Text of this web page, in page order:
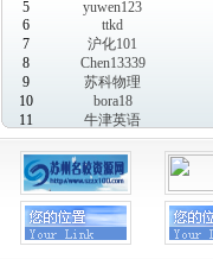
5 yuwen123
6
ttkd
7
沪化101
8
Chen13339
9
苏科物理
10
bora18
11
牛津英语